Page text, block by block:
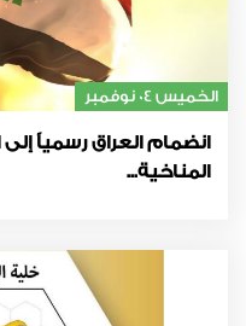
الخميس 04 نوفمبر
انضمام العراق رسمياً
المناخية...